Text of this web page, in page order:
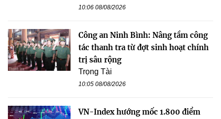
10:06 08/08/2026
Công an Ninh Bình: Nâng tầm công
tác thanh tra từ đợt sinh hoạt chính
trị sâu rộng
Trọng Tài
10:05 08/08/2026
VN-Index hướng mốc 1.800 điểm